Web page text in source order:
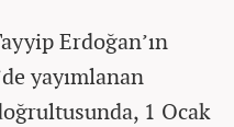
Erdoğan’ın
yayımlanan
1 Ocak